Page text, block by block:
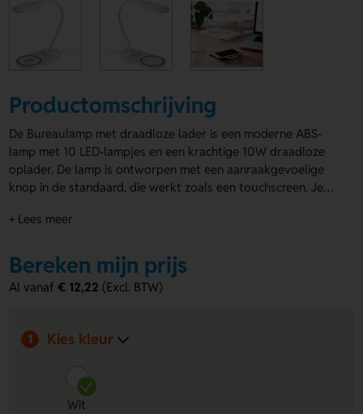
Productomschrijving
De Bureaulamp met draadloze lader is een moderne ABS-
lamp met 10 LED-lampjes en een krachtige 10W draadloze
oplader. De lamp is ontworpen met een aanraakgevoelige
knop in de standaard, die werkt zoals een touchscreen. Je
het snel op te laden (uitgang: DC 9V/1.1A). De lamp is
8 en nieuwer. Deze lamp heeft een strakke witte kleur. Je
kunt delampen laten bedrukken
colour. Maak indruk met dit functionele en stijlvolle
+ Lees meer
Bereken mijn prijs
Al vanaf€ 12,22 (Excl. BTW)
1 Kies kleur
Wit